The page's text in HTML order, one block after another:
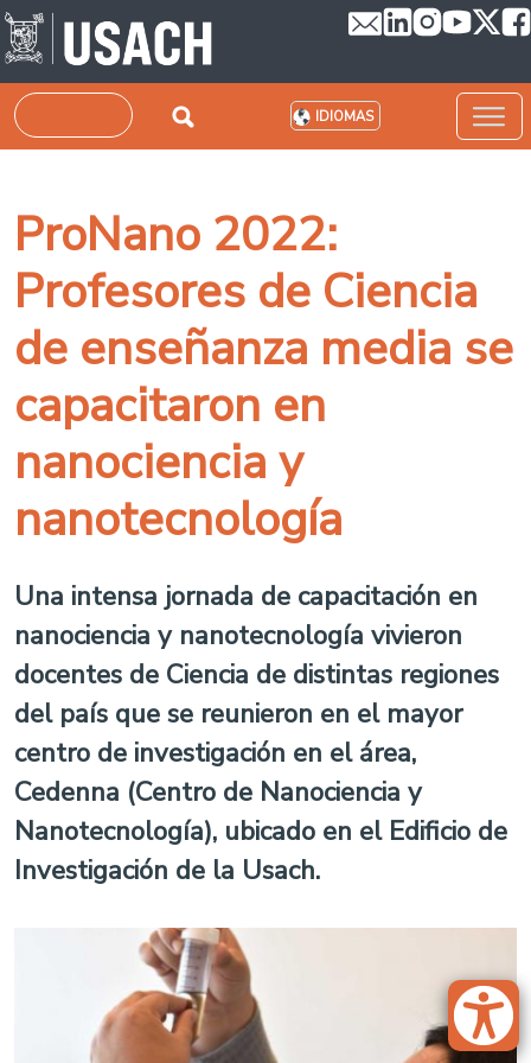
Pasar al contenido principal
Buscar IDIOMAS
ProNano 2022:
Profesores de Ciencia
de enseñanza media se
capacitaron en
nanociencia y
nanotecnología
Una intensa jornada de capacitación en
nanociencia y nanotecnología vivieron
docentes de Ciencia de distintas regiones
del país que se reunieron en el mayor
centro de investigación en el área,
Cedenna (Centro de Nanociencia y
Nanotecnología), ubicado en el Edificio de
Investigación de la Usach.